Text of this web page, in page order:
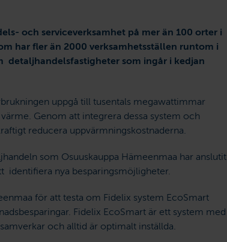
och serviceverksamhet på mer än 100 orter i
har fler än 2000 verksamhetsställen runtom i
detaljhandelsfastigheter som ingår i kedjan
uppgå till tusentals megawattimmar
Genom att integrera dessa system och
reducera uppvärmningskostnaderna.
som Osuuskauppa Hämeenmaa har anslutit
identifiera nya besparingsmöjligheter.
för att testa om Fidelix system EcoSmart
Fidelix EcoSmart är ett system med
och alltid är optimalt inställda.